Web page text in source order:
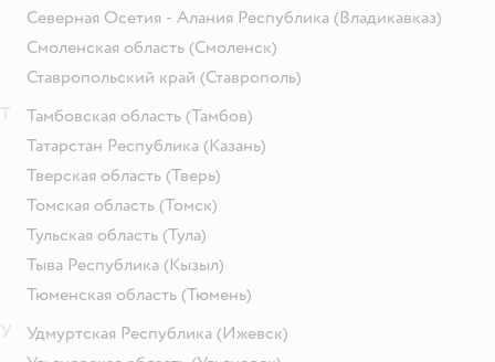
Северная Осетия - Алания Республика (Владикавказ)
Смоленская область (Смоленск)
Ставропольский край (Ставрополь)
Тамбовская область (Тамбов)
Татарстан Республика (Казань)
Тверская область (Тверь)
Томская область (Томск)
Тульская область (Тула)
Тыва Республика (Кызыл)
Тюменская область (Тюмень)
Удмуртская Республика (Ижевск)